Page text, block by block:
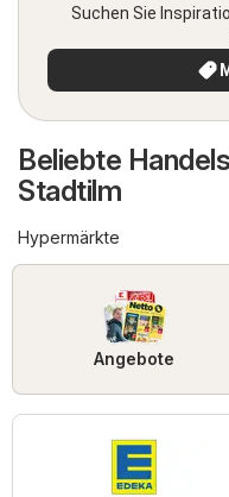
Suchen Sie
Beliebte
Stadtilm
Hypermärkte
Angebote